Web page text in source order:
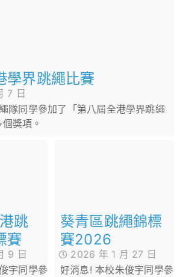
學界跳繩比賽
7 日
隊同學參加了「第八屆全港學界跳繩
獎項。
跳
賽
9 日
宇同學參
葵青區跳繩錦標
賽2026
2026 年 1 月 27 日
好消息! 本校朱俊宇同學參